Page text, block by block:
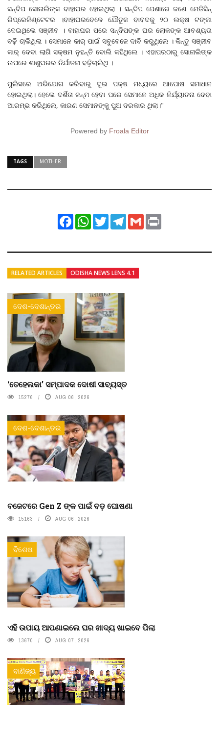
ସନ୍ଦିପ ସୋନାଲିଙ୍କ ବାହାଘର ହୋଇଥିଲା । ସନ୍ଦିପ ପେଶାରେ ଜଣେ ମେଡିସିନ୍
ରିପ୍ରେଜିଣ୍ଟେଟର ।ବାହାଘରବେଳେ ଯୌତୁକ ବାବଦକୁ ୨୦ ଲକ୍ଷ ଟଙ୍କା
ଦେଇଥିଲେ ସଞ୍ଜୀବ । ବାହାଘର ପରେ ସନ୍ଦିପଙ୍କ ଘର ଲୋକଙ୍କ ଆବଶ୍ୟତା
ବଢ଼ି ଚାଲିଥିଲା । ସେମାନେ କାର୍ ପାଇଁ ସବୁବେଳେ ଦାବି କରୁଥିଲେ । କିନ୍ତୁ ସଞ୍ଜୀବ
କାର୍ ଦେବା ଲାଗି ସକ୍ଷମ ନୁହନ୍ତି ବୋଲି କହିଥିଲେ । ଏହାପରଠାରୁ ସୋନାଲିଙ୍କ
ଉପରେ ଶାଶୁଘରର ନିର୍ଯାତନା ବଢ଼ିଚାଲିଥି ।
ପୁଲିସ‌ରେ ଅଭିଯୋଗ କରିବାରୁ ଦୁଇ ପକ୍ଷ ମଧ୍ୟରେ ଆପୋଷ ସମାଧାନ
ହୋଇଥିଲା। ହେଲେ ଦର୍ଶିତା ଜନ୍ମ ହେବା ପରେ ସେମାନେ ଅଧିକ ନିର୍ଯ୍ୟାତନା ଦେବା
ଆରମ୍ଭ କରିଥିଲେ, କାରଣ ସେମାନଙ୍କୁ ପୁଅ ଦରକାର ଥିଲା।"
Powered by Froala Editor
TAGS MOTHER
FacebookWhatsApp
TwitterTelegram
Gmail
RELATED ARTICLES ODISHA NEWS LENS 4.1
ଦେଶ-ଦେଶାନ୍ତର
‘ତେହେଲକା’ ସମ୍ପାଦକ ଦୋଷୀ ସାବ୍ୟସ୍ତ
15276 AUG 06, 2026
ଦେଶ-ଦେଶାନ୍ତର
ବଜେଟରେ Gen Z ଙ୍କ ପାଇଁ ବଡ଼ ଘୋଷଣା
15163 AUG 06, 2026
ବିଶେଷ
ଏହି ଉପାୟ ଆପଣାଇଲେ ଘର ଖାଦ୍ୟ ଖାଇବେ ପିଲା
13670 AUG 07, 2026
ବାଣିଜ୍ୟ